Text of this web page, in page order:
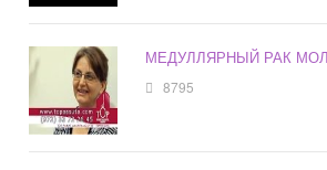
МЕДУЛЛЯРНЫЙ РАК
8795